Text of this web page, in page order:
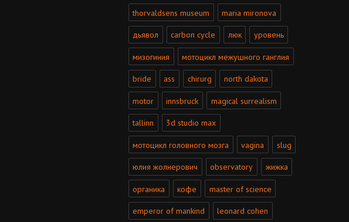
thorvaldsens museum maria mironova
дьявол carbon cycle люк уровень
мизогиния мотоцикл межушного ганглия
bride ass сhirurg north dakota
motor innsbruck magical surrealism
tallinn 3d studio max
мотоцикл головного мозга vagina slug
юлия жолнерович observatory жижка
органика кофе master of science
emperor of mankind leonard cohen